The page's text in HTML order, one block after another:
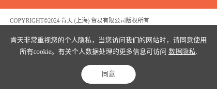
肯天非常重视您的个人隐私，当您访问我们的网站时，请同意使用
所有cookie。有关个人数据处理的更多信息可访问 数据隐私
同意
COPYRIGHT©2024 肯天 (上海) 贸易有限公司版权所有
危险化学品生产经营许可证编号：沪(浦)应急管危经许[2021]200596(FY)
解决方案查询 案例